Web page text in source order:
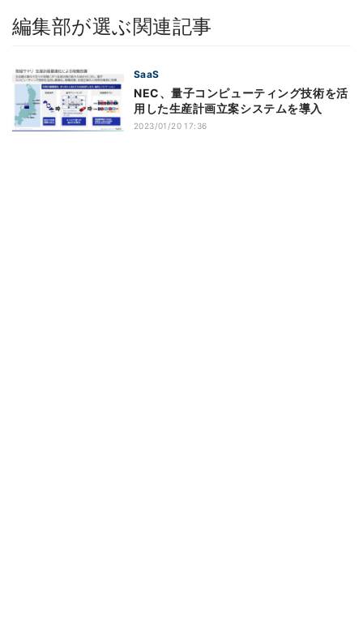
編集部が選ぶ関連記事
SaaS
NEC、量子コンピューティング技術を活
用した生産計画立案システムを導入
2023/01/20 17:36